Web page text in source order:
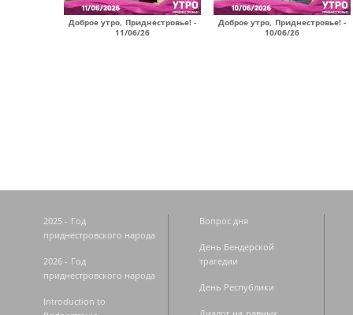
Доброе утро, Приднестровье! -
11/06/26
Доброе утро, Приднестровье! -
10/06/26
2025 - Год
приднестровского народа
2026 - Год
приднестровского народа
Introduction to
Вопрос дня
День Бендерской
трагедии
День Республики